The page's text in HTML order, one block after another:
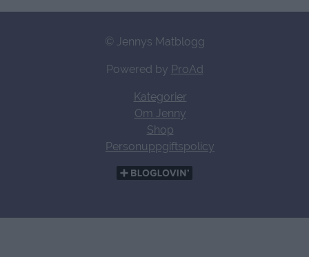
© Jennys Matblogg
Powered by ProAd
Kategorier
Om Jenny
Shop
Personuppgiftspolicy